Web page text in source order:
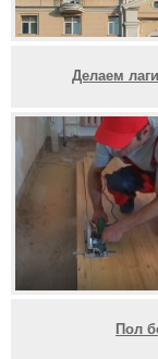
Делаем
Пол